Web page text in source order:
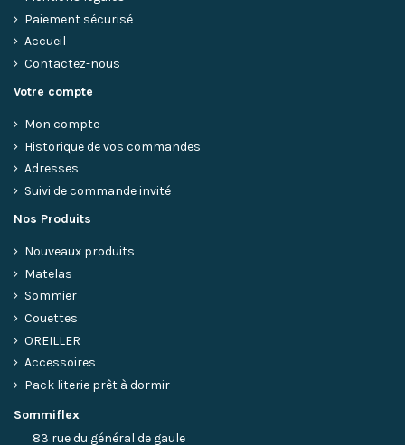
Paiement sécurisé
Accueil
Contactez-nous
Votre compte
Mon compte
Historique de vos commandes
Adresses
Suivi de commande invité
Nos Produits
Nouveaux produits
Matelas
Sommier
Couettes
OREILLER
Accessoires
Pack literie prêt à dormir
Sommiflex
83 rue du général de gaule